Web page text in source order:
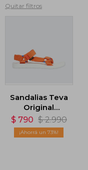
Quitar filtros
Sandalias Teva
Original
Universal
Sport - Naranja
$ 790 $ 2.990
73